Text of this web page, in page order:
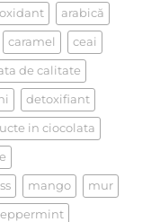
arabică
caramel ceai
de calitate
detoxifiant
in ciocolata
mango mur